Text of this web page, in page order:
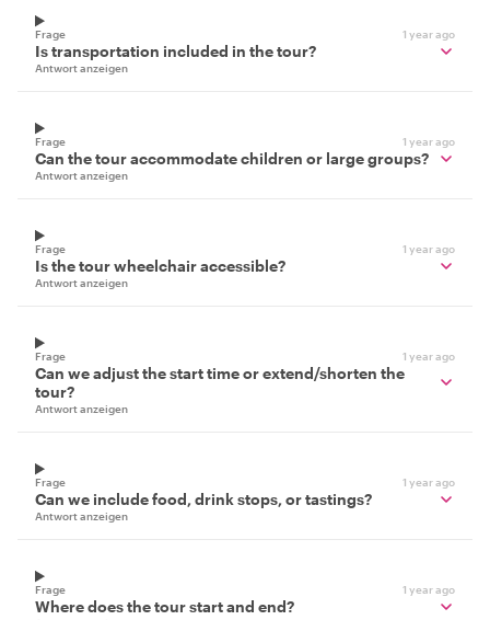
Frage 1 year ago
Is transportation included in the tour?
Antwort anzeigen
Frage 1 year ago
Can the tour accommodate children or large groups?
Antwort anzeigen
Frage 1 year ago
Is the tour wheelchair accessible?
Antwort anzeigen
Frage 1 year ago
Can we adjust the start time or extend/shorten the
tour?
Antwort anzeigen
Frage 1 year ago
Can we include food, drink stops, or tastings?
Antwort anzeigen
Frage 1 year ago
Where does the tour start and end?